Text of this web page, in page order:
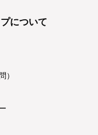
について
）